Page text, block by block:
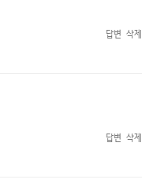
답변 삭제
답변 삭제